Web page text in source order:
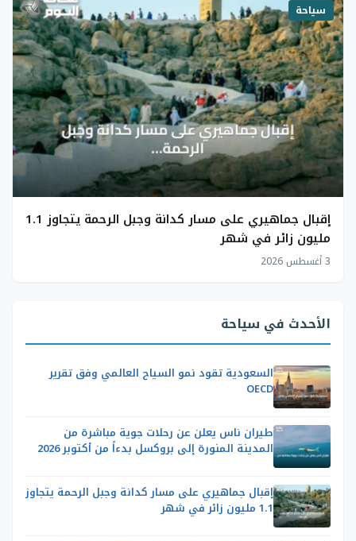
سياحة
إقبال جماهيري على مسار كدانة وجبل الرحمة يتجاوز 1.1
مليون زائر في شهر
3 أغسطس 2026
الأحدث في سياحة
السعودية تقود نمو السياح العالمي وفق تقرير
OECD
طيران ناس يعلن عن رحلات جوية مباشرة من
المدينة المنورة إلى بروكسل بدءاً من أكتوبر 2026
إقبال جماهيري على مسار كدانة وجبل الرحمة يتجاوز
1.1 مليون زائر في شهر